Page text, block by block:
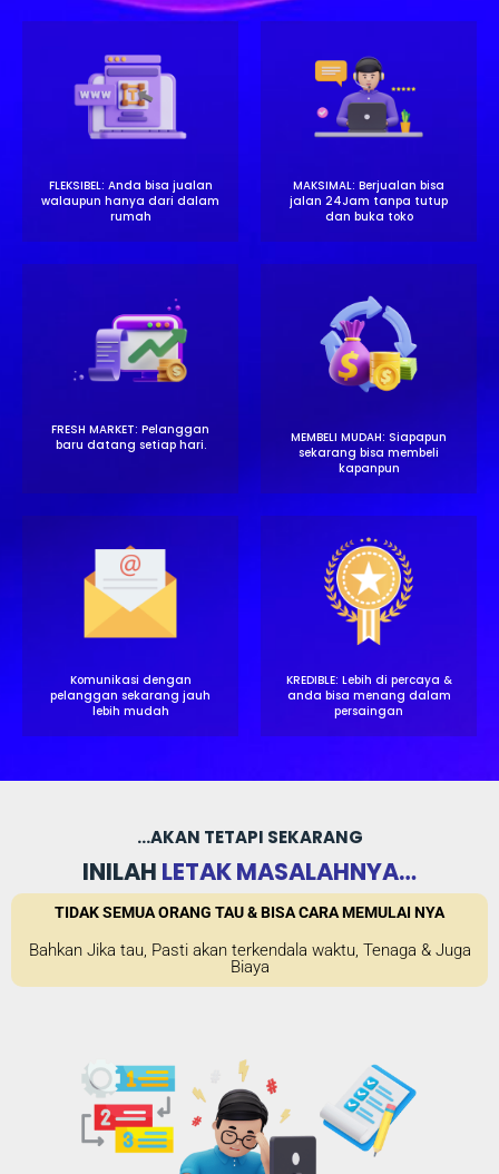
FLEKSIBEL: Anda bisa jualan
walaupun hanya dari dalam
rumah
MAKSIMAL: Berjualan bisa
jalan 24Jam tanpa tutup
dan buka toko
FRESH MARKET: Pelanggan
baru datang setiap hari.
MEMBELI MUDAH: Siapapun
sekarang bisa membeli
kapanpun
Komunikasi dengan
pelanggan sekarang jauh
lebih mudah
KREDIBLE: Lebih di percaya &
anda bisa menang dalam
persaingan
...AKAN TETAPI SEKARANG
INILAH LETAK MASALAHNYA…
TIDAK SEMUA ORANG TAU & BISA CARA MEMULAI NYA
Bahkan Jika tau, Pasti akan terkendala waktu, Tenaga & Juga
Biaya